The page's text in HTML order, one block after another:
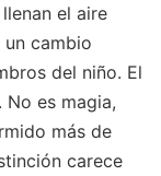
el aire
cambio
del niño. El
es magia,
más de
carece